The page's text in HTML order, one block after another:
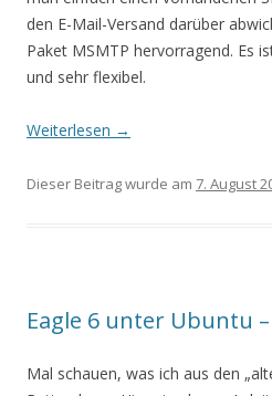
den E-Mail-Versand darüber
Paket MSMTP hervorragend. Es
und sehr flexibel.
Weiterlesen →
Dieser Beitrag wurde am 7. August
Eagle 6 unter Ubuntu
Mal schauen, was ich aus den